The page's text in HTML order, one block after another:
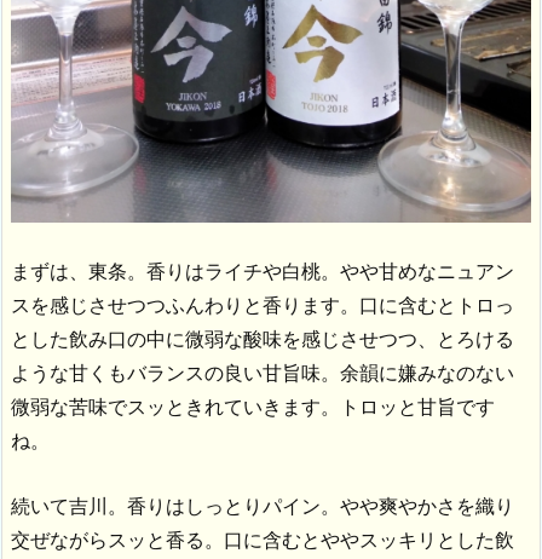
まずは、東条。香りはライチや白桃。やや甘めなニュアン
スを感じさせつつふんわりと香ります。口に含むとトロっ
とした飲み口の中に微弱な酸味を感じさせつつ、とろける
ような甘くもバランスの良い甘旨味。余韻に嫌みなのない
微弱な苦味でスッときれていきます。トロッと甘旨です
ね。
続いて吉川。香りはしっとりパイン。やや爽やかさを織り
交ぜながらスッと香る。口に含むとややスッキリとした飲